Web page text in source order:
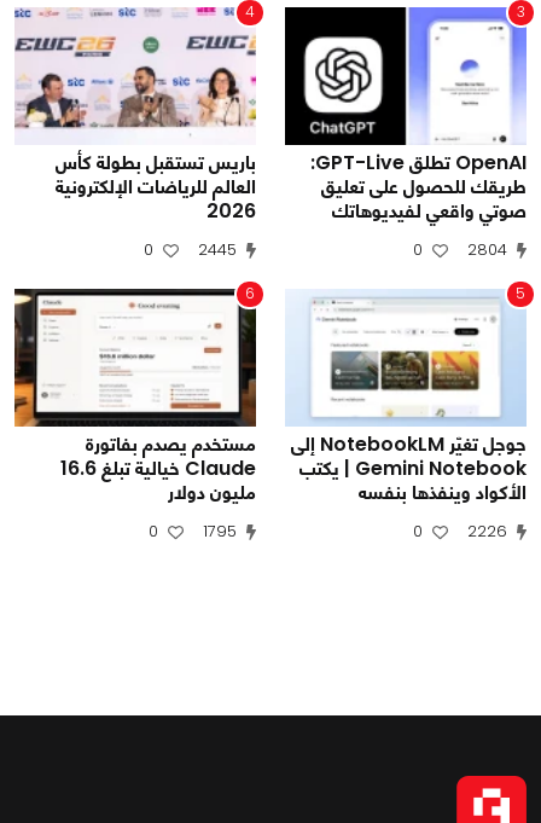
3
OpenAI تطلق GPT-Live:
طريقك للحصول على تعليق
صوتي واقعي لفيديوهاتك
2804
0
4
باريس تستقبل بطولة كأس
العالم للرياضات الإلكترونية
2026
2445
0
5
جوجل تغيّر NotebookLM إلى
Gemini Notebook | يكتب
الأكواد وينفذها بنفسه
2226
0
6
مستخدم يصدم بفاتورة
Claude خيالية تبلغ 16.6
مليون دولار
1795
0